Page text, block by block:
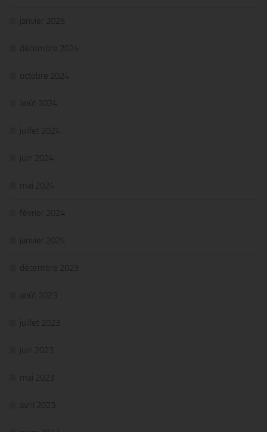
janvier 2025
décembre 2024
octobre 2024
août 2024
juillet 2024
juin 2024
mai 2024
février 2024
janvier 2024
décembre 2023
août 2023
juillet 2023
juin 2023
mai 2023
avril 2023